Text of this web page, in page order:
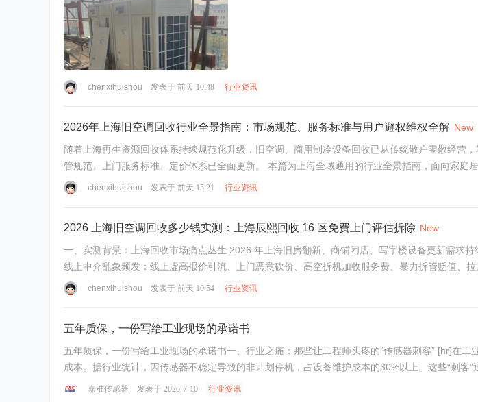
chenxihuishou 发表于 前天 10:48 行业资讯
2026年上海旧空调回收行业全景指南：市场规范、服务标准与用户避权维权全解 New
随着上海再生资源回收体系持续规范化升级，旧空调、商用制冷设备回收已从传统散户零散经
管规范、上门服务标准、定价体系已全面更新。 本篇为上海全域通用的行业全景指南，面向家庭
chenxihuishou 发表于 前天 15:21 行业资讯
2026 上海旧空调回收多少钱实测：上海辰熙回收 16 区免费上门评估拆除 New
一、实测背景：上海回收市场痛点丛生 2026 年上海旧房翻新、商铺闭店、写字楼设备更新需求
线上中介乱象频发：线上虚高报价引流、上门恶意砍价、高空拆机加收服务费、暴力拆管贬值、
chenxihuishou 发表于 前天 10:54 行业资讯
五年质保，一份写给工业现场的承诺书
五年质保，一份写给工业现场的承诺书一、行业之痛：那些让工程师头疼的“传感器刺客” [hr]在工业现场，传感器的平均无故障时间（MTBF）从来不是一个理论参数，而是真金白银的生产
成本。据行业统计，因传感器不稳定导致的非计划停机，占设备维护成本的30%以上。这些“刺客
嘉准传感器 发表于 2026-7-10 行业资讯